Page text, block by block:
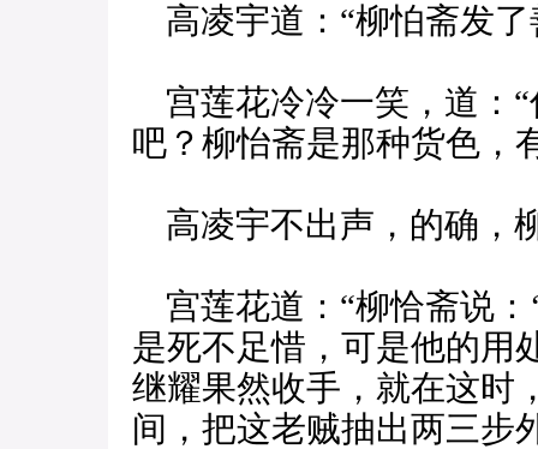
高凌宇道：“柳怕斋发了
宫莲花冷冷一笑，道：
吧？柳怡斋是那种货色，
高凌宇不出声，的确，
宫莲花道：“柳恰斋说：
是死不足惜，可是他的用
继耀果然收手，就在这时
间，把这老贼抽出两三步